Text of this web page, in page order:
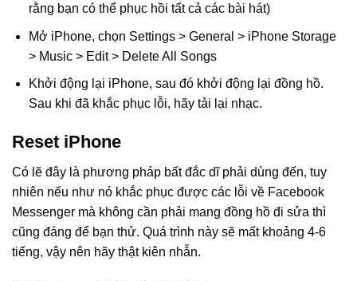
rằng bạn có thể phục hồi tất cả các bài hát)
Mở iPhone, chọn Settings > General > iPhone Storage
> Music > Edit > Delete All Songs
Khởi động lại iPhone, sau đó khởi động lại đồng hồ.
Sau khi đã khắc phục lỗi, hãy tải lại nhạc.
Reset iPhone
Có lẽ đây là phương pháp bất đắc dĩ phải dùng đến, tuy
nhiên nếu như nó khắc phục được các lỗi về Facebook
Messenger mà không cần phải mang đồng hồ đi sửa thì
cũng đáng để bạn thử. Quá trình này sẽ mất khoảng 4-6
tiếng, vậy nên hãy thật kiên nhẫn.